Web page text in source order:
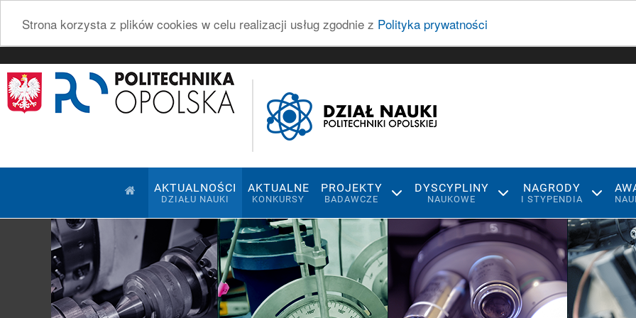
Strona korzysta z plików cookies w celu realizacji usług zgodnie z Polityka prywatności
AKTUALNOŚCI
DZIAŁU NAUKI
AKTUALNE
KONKURSY
PROJEKTY
BADAWCZE
DYSCYPLINY
NAUKOWE
NAGRODY
I STYPENDIA
Pokaz slajdów